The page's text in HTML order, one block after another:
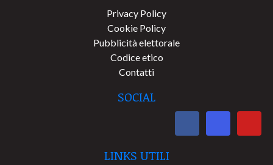
Privacy Policy
Cookie Policy
Pubblicità elettorale
Codice etico
Contatti
SOCIAL
LINKS UTILI